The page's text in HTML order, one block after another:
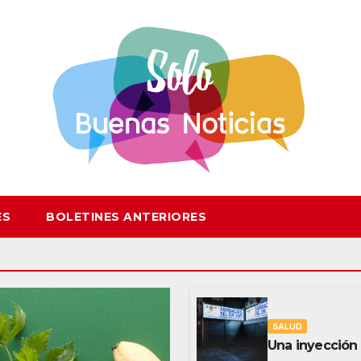
BOLETINES ANTERIORES
SALUD
Una